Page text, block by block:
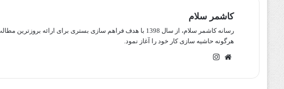
کاشمر سلام
رسانه کاشمر سلام، از سال 1398 با هدف فراهم سازی بستری برای
هرگونه حاشیه سازی کار خود را آغاز نمود.
وبسایت